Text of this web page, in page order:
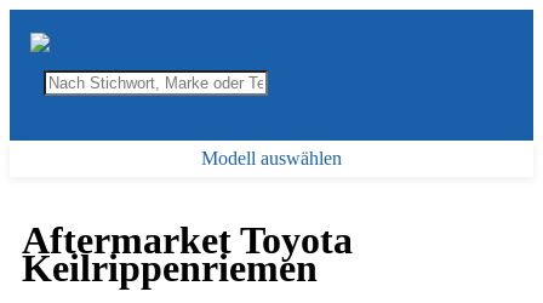
Modell auswählen
Aftermarket Toyota
Keilrippenriemen